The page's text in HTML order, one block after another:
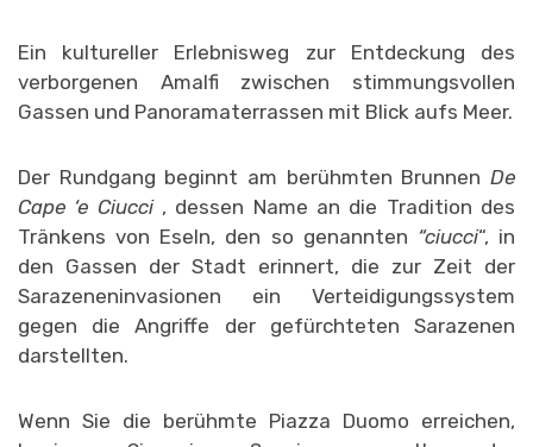
Ein kultureller Erlebnisweg zur Entdeckung des
verborgenen Amalfi zwischen stimmungsvollen
Gassen und Panoramaterrassen mit Blick aufs Meer.
Der Rundgang beginnt am berühmten Brunnen De
Cape ‘e Ciucci , dessen Name an die Tradition des
Tränkens von Eseln, den so genannten “ciucci“, in
den Gassen der Stadt erinnert, die zur Zeit der
Sarazeneninvasionen ein Verteidigungssystem
gegen die Angriffe der gefürchteten Sarazenen
darstellten.
Wenn Sie die berühmte Piazza Duomo erreichen,